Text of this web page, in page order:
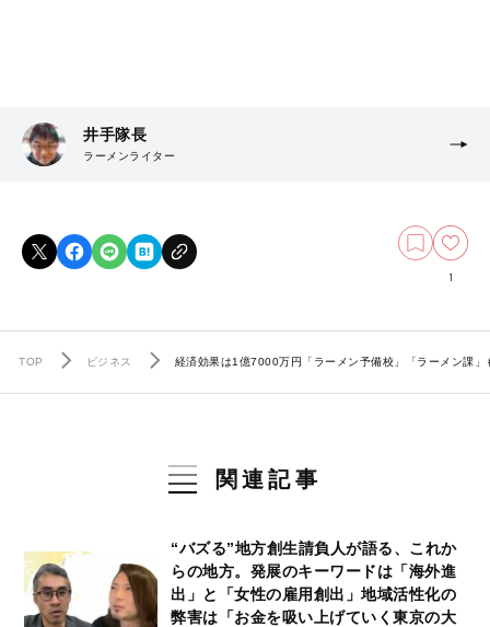
井手隊長
ラーメンライター
1
TOP ビジネス 経済効果は1億7000万円「ラーメン予備校」「ラーメン課
関連記事
“バズる”地方創生請負人が語る、これか
らの地方。発展のキーワードは「海外進
出」と「女性の雇用創出」地域活性化の
弊害は「お金を吸い上げていく東京の大